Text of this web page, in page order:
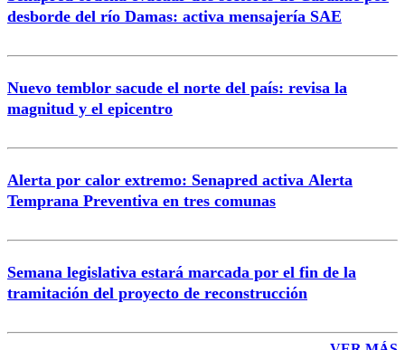
desborde del río Damas: activa mensajería SAE
Nuevo temblor sacude el norte del país: revisa la
magnitud y el epicentro
Alerta por calor extremo: Senapred activa Alerta
Temprana Preventiva en tres comunas
Semana legislativa estará marcada por el fin de la
tramitación del proyecto de reconstrucción